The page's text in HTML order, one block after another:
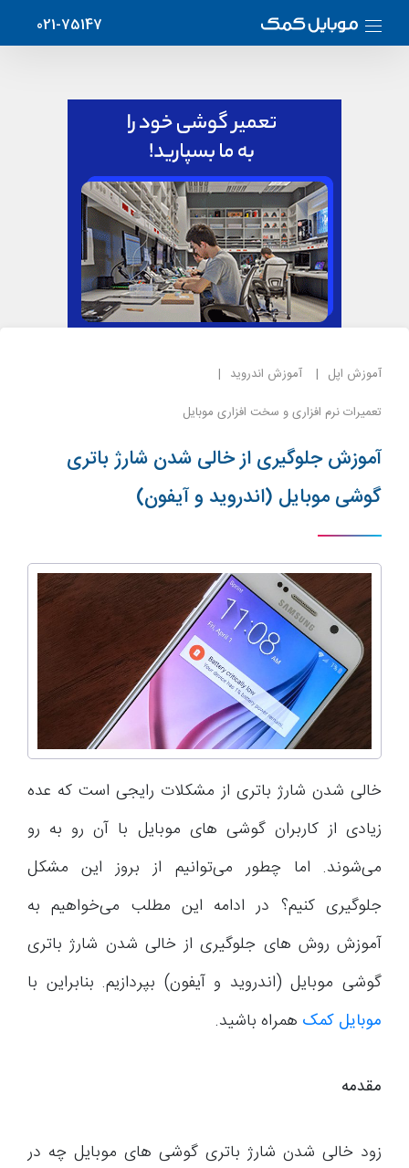
021-75147
آموزش اپل
آموزش اندروید
تعمیرات نرم افزاری و سخت افزاری موبایل
آموزش جلوگیری از خالی شدن شارژ باتری
گوشی موبایل (اندروید و آیفون)
خالی شدن شارژ باتری از مشکلات رایجی است که عده
زیادی از کاربران گوشی های موبایل با آن رو به رو
می‌شوند. اما چطور می‌توانیم از بروز این مشکل
جلوگیری کنیم؟ در ادامه این مطلب می‌خواهیم به
آموزش روش های جلوگیری از خالی شدن شارژ باتری
گوشی موبایل (اندروید و آیفون) بپردازیم. بنابراین با
موبایل کمک همراه باشید.
مقدمه
زود خالی شدن شارژ باتری گوشی های موبایل چه در